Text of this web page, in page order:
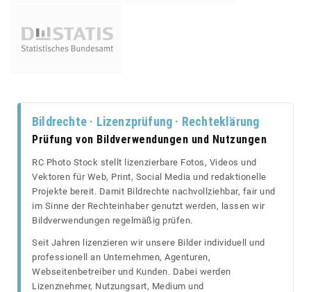
Bildrechte · Lizenzprüfung · Rechteklärung
Prüfung von Bildverwendungen und Nutzungen
RC Photo Stock stellt lizenzierbare Fotos, Videos und
Vektoren für Web, Print, Social Media und redaktionelle
Projekte bereit. Damit Bildrechte nachvollziehbar, fair und
im Sinne der Rechteinhaber genutzt werden, lassen wir
Bildverwendungen regelmäßig prüfen.
Seit Jahren lizenzieren wir unsere Bilder individuell und
professionell an Unternehmen, Agenturen,
Webseitenbetreiber und Kunden. Dabei werden
Lizenznehmer, Nutzungsart, Medium und